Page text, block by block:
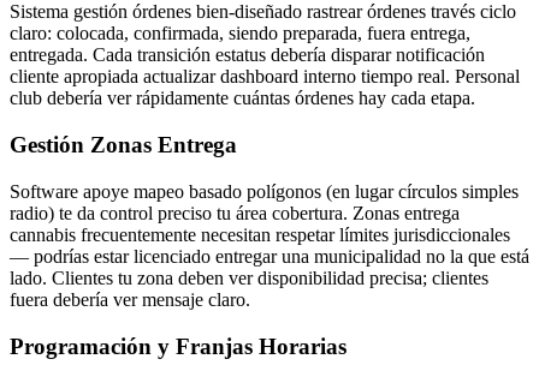
Sistema gestión órdenes bien-diseñado rastrear órdenes través ciclo
claro: colocada, confirmada, siendo preparada, fuera entrega,
entregada. Cada transición estatus debería disparar notificación
cliente apropiada actualizar dashboard interno tiempo real. Personal
club debería ver rápidamente cuántas órdenes hay cada etapa.
Gestión Zonas Entrega
Software apoye mapeo basado polígonos (en lugar círculos simples
radio) te da control preciso tu área cobertura. Zonas entrega
cannabis frecuentemente necesitan respetar límites jurisdiccionales
— podrías estar licenciado entregar una municipalidad no la que está
lado. Clientes tu zona deben ver disponibilidad precisa; clientes
fuera debería ver mensaje claro.
Programación y Franjas Horarias